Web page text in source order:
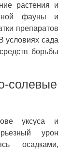
растения и
фауны и
препаратов
условиях сада
борьбы
солевые
уксуса и
урон
осадками,